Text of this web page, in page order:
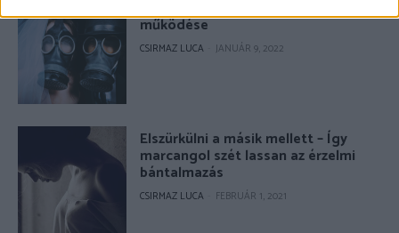
működése
CSIRMAZ LUCA JANUÁR 9, 2022
Elszürkülni a másik mellett – Így
marcangol szét lassan az érzelmi
bántalmazás
CSIRMAZ LUCA FEBRUÁR 1, 2021